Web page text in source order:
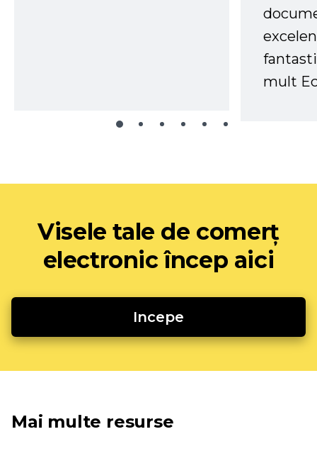
mult
Visele tale de comerț
electronic încep aici
Incepe
Mai multe resurse